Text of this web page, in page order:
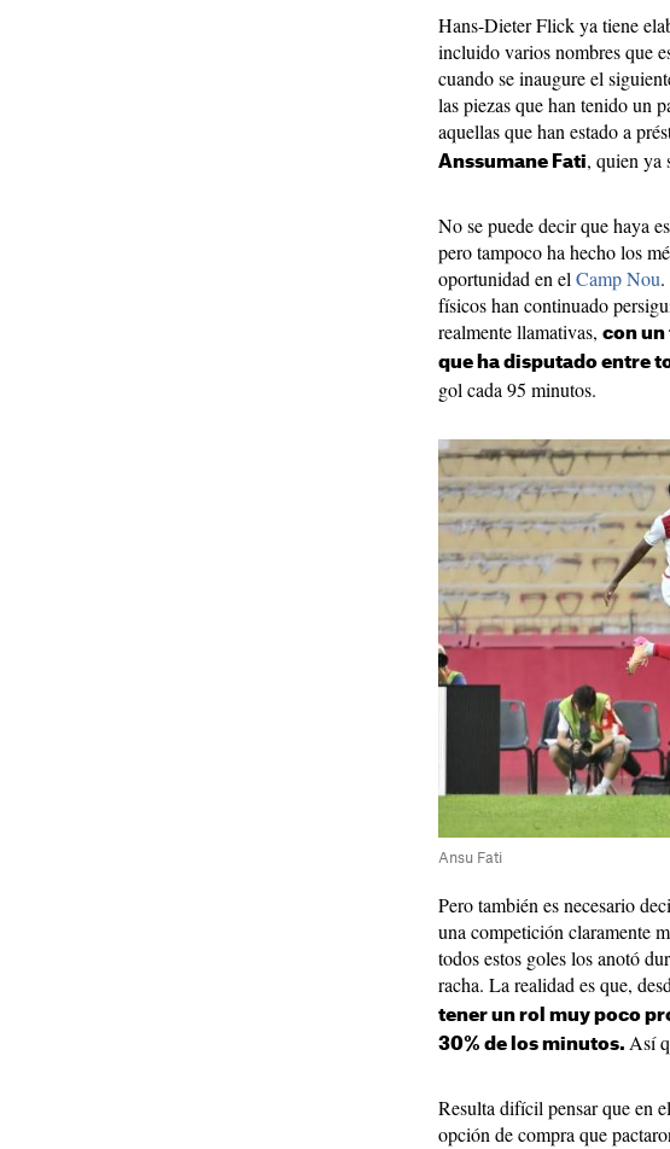
Hans-Dieter Flick ya tiene
incluido varios nombres que
cuando se inaugure el
las piezas que han tenido un
aquellas que han estado a
Anssumane Fati, quien ya
No se puede decir que haya
pero tampoco ha hecho los
oportunidad en el Camp Nou.
físicos han continuado
realmente llamativas, con un
que ha disputado entre
gol cada 95 minutos.
Ansu Fati
Pero también es necesario
una competición claramente
todos estos goles los anotó
racha. La realidad es que,
tener un rol muy poco
30% de los minutos. Así
Resulta difícil pensar que en
opción de compra que